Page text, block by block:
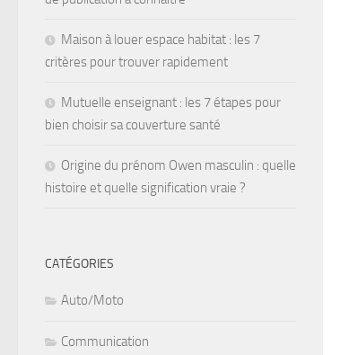
Maison à louer espace habitat : les 7
critères pour trouver rapidement
Mutuelle enseignant : les 7 étapes pour
bien choisir sa couverture santé
Origine du prénom Owen masculin : quelle
histoire et quelle signification vraie ?
CATÉGORIES
Auto/Moto
Communication